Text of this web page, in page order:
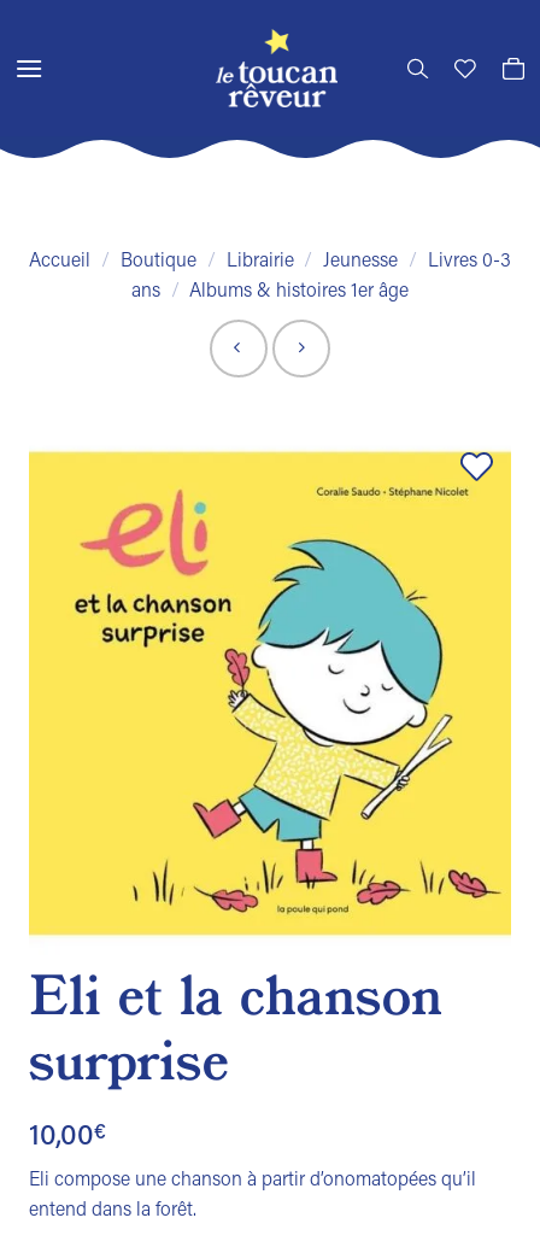
contenu
Accueil / Boutique / Librairie / Jeunesse /
Livres 0-3
ans
/ Albums & histoires 1er âge
Ajouter
Eli et la chanson
surprise
10,00€
Eli compose une chanson à partir d’onomatopées qu’il
entend dans la forêt.